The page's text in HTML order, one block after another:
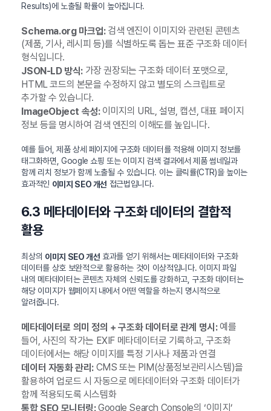
Results)에 노출될 확률이 높아집니다.
Schema.org 마크업:검색 엔진이 이미지와 관련된 콘텐츠
(제품, 기사, 레시피 등)를 식별하도록 돕는 표준 구조화 데이터
형식입니다.
JSON-LD 방식:가장 권장되는 구조화 데이터 포맷으로,
HTML 코드의 본문을 수정하지 않고 별도의 스크립트로
추가할 수 있습니다.
ImageObject 속성:이미지의 URL, 설명, 캡션, 대표 페이지
정보 등을 명시하여 검색 엔진의 이해도를 높입니다.
예를 들어, 제품 상세 페이지에 구조화 데이터를 적용해 이미지 정보를
태그화하면, Google 쇼핑 또는 이미지 검색 결과에서 제품 썸네일과
함께 리치 정보가 함께 노출될 수 있습니다. 이는 클릭률(CTR)을 높이는
효과적인 이미지 SEO 개선 접근법입니다.
6.3 메타데이터와 구조화 데이터의 결합적
활용
최상의 이미지 SEO 개선 효과를 얻기 위해서는 메타데이터와 구조화
데이터를 상호 보완적으로 활용하는 것이 이상적입니다. 이미지 파일
내의 메타데이터는 콘텐츠 자체의 신뢰도를 강화하고, 구조화 데이터는
해당 이미지가 웹페이지 내에서 어떤 역할을 하는지 명시적으로
알려줍니다.
메타데이터로 의미 정의 + 구조화 데이터로 관계 명시:예를
들어, 사진의 작가는 EXIF 메타데이터로 기록하고, 구조화
데이터에서는 해당 이미지를 특정 기사나 제품과 연결
데이터 자동화 관리:CMS 또는 PIM(상품정보관리시스템)을
활용하여 업로드 시 자동으로 메타데이터와 구조화 데이터가
함께 적용되도록 시스템화
통합 SEO 모니터링:Google Search Console의 ‘이미지’